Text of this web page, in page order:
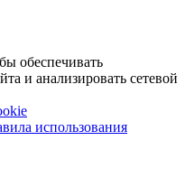
обеспечивать
и анализировать сетевой
использования